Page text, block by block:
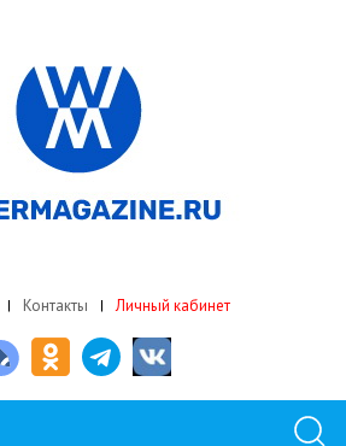
Контакты Личный кабинет